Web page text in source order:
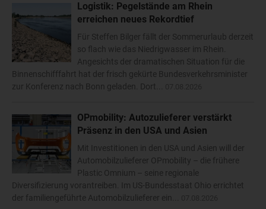
Logistik: Pegelstände am Rhein
erreichen neues Rekordtief
Für Steffen Bilger fällt der Sommerurlaub derzeit
so flach wie das Niedrigwasser im Rhein.
Angesichts der dramatischen Situation für die
Binnenschifffahrt hat der frisch gekürte Bundesverkehrsminister
zur Konferenz nach Bonn geladen. Dort...
OPmobility: Autozulieferer verstärkt
Präsenz in den USA und Asien
Mit Investitionen in den USA und Asien will der
Automobilzulieferer OPmobility – die frühere
Plastic Omnium – seine regionale
Diversifizierung vorantreiben. Im US-Bundesstaat Ohio errichtet
der familiengeführte Automobilzulieferer ein...